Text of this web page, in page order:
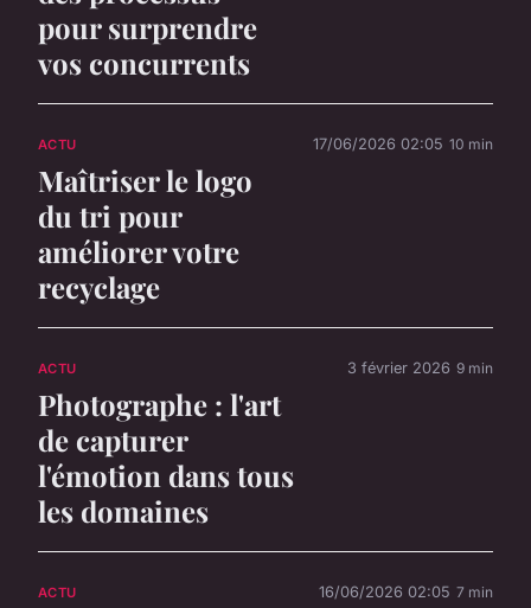
pour surprendre
vos concurrents
ACTU
Maîtriser le logo
du tri pour
améliorer votre
recyclage
17/06/2026 02:05 10 min
ACTU
Photographe : l'art
de capturer
l'émotion dans tous
les domaines
3 février 2026 9 min
ACTU 16/06/2026 02:05 7 min